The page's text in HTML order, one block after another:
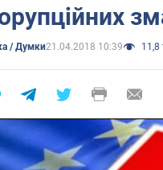
/ Думки21.04.2018 10:39 11,8